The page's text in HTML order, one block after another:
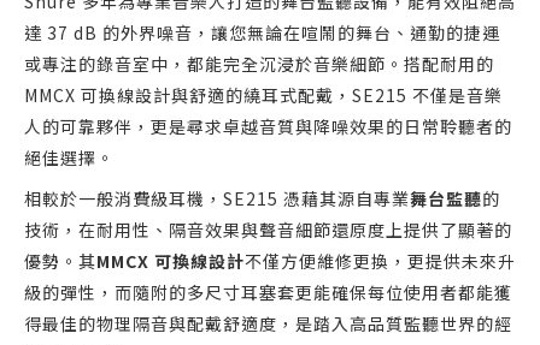
達 37 dB 的外界噪音，讓您無論在喧鬧的舞台、通勤的捷運
或專注的錄音室中，都能完全沉浸於音樂細節。搭配耐用的
MMCX 可換線設計與舒適的繞耳式配戴，SE215 不僅是音樂
人的可靠夥伴，更是尋求卓越音質與降噪效果的日常聆聽者的
絕佳選擇。
相較於一般消費級耳機，SE215 憑藉其源自專業舞台監聽的
技術，在耐用性、隔音效果與聲音細節還原度上提供了顯著的
優勢。其MMCX 可換線設計不僅方便維修更換，更提供未來升
級的彈性，而隨附的多尺寸耳塞套更能確保每位使用者都能獲
得最佳的物理隔音與配戴舒適度，是踏入高品質監聽世界的經